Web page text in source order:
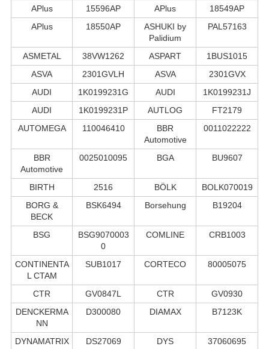
APlus 15596AP APlus
18549AP
APlus
18550AP
ASHUKI by
Palidium
PAL57163
ASMETAL 38VW1262 ASPART
1BUS1015
ASVA
2301GVLH ASVA
2301GVX
AUDI
1K0199231G AUDI
1K0199231J
AUDI
1K0199231P AUTLOG
FT2179
AUTOMEGA
110046410
BBR
Automotive
0011022222
BBR
Automotive
0025010095 BGA BU9607
BIRTH 2516 BÖLK
BOLK070019
BORG &
BECK
BSK6494 Borsehung B19204
BSG
BSG9070003
0
COMLINE CRB1003
CONTINENTA
L CTAM
SUB1017 CORTECO 80005075
CTR GV0847L CTR
GV0930
DENCKERMA
NN
D300080 DIAMAX B7123K
DYNAMATRIX DS27069 DYS 37060695